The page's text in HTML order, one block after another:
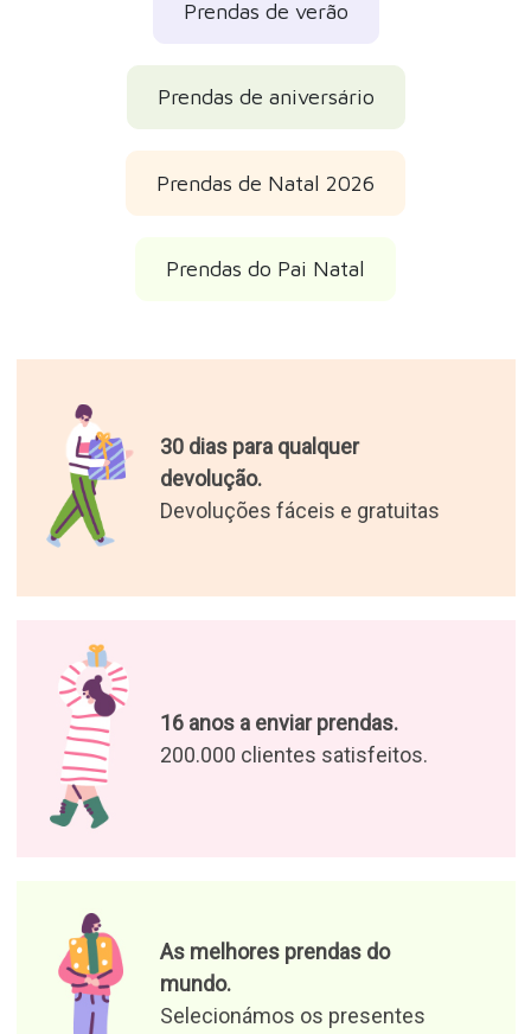
Prendas de verão
Prendas de aniversário
Prendas de Natal 2026
Prendas do Pai Natal
30 dias para qualquer
devolução.
Devoluções fáceis e gratuitas
16 anos a enviar prendas.
200.000 clientes satisfeitos.
As melhores prendas do
mundo.
Selecionámos os presentes